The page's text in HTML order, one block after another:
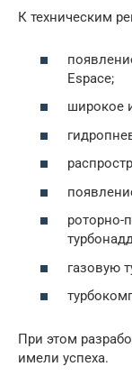
К техническим
Espace;
широкое
роторно-
газовую
При этом
имели успеха.